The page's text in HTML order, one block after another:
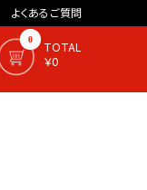
よくあるご質問
0
TOTAL
￥0